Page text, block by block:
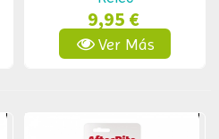
9,95 €
Ver Más